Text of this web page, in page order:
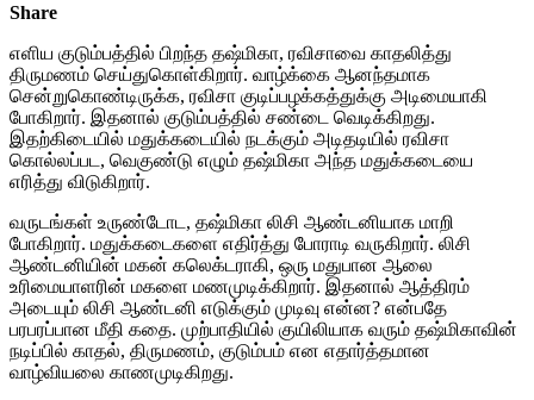
Share
எளிய குடும்பத்தில் பிறந்த தஷ்மிகா, ரவிசாவை காதலித்து
திருமணம் செய்துகொள்கிறார். வாழ்க்கை ஆனந்தமாக
சென்றுகொண்டிருக்க, ரவிசா குடிப்பழக்கத்துக்கு அடிமையாகி
போகிறார். இதனால் குடும்பத்தில் சண்டை வெடிக்கிறது.
இதற்கிடையில் மதுக்கடையில் நடக்கும் அடிதடியில் ரவிசா
கொல்லப்பட, வெகுண்டு எழும் தஷ்மிகா அந்த மதுக்கடையை
எரித்து விடுகிறார்.
வருடங்கள் உருண்டோட, தஷ்மிகா லிசி ஆண்டனியாக மாறி
போகிறார். மதுக்கடைகளை எதிர்த்து போராடி வருகிறார். லிசி
ஆண்டனியின் மகன் கலெக்டராகி, ஒரு மதுபான ஆலை
உரிமையாளரின் மகளை மணமுடிக்கிறார். இதனால் ஆத்திரம்
அடையும் லிசி ஆண்டனி எடுக்கும் முடிவு என்ன? என்பதே
பரபரப்பான மீதி கதை. முற்பாதியில் குயிலியாக வரும் தஷ்மிகாவின்
நடிப்பில் காதல், திருமணம், குடும்பம் என எதார்த்தமான
வாழ்வியலை காணமுடிகிறது.